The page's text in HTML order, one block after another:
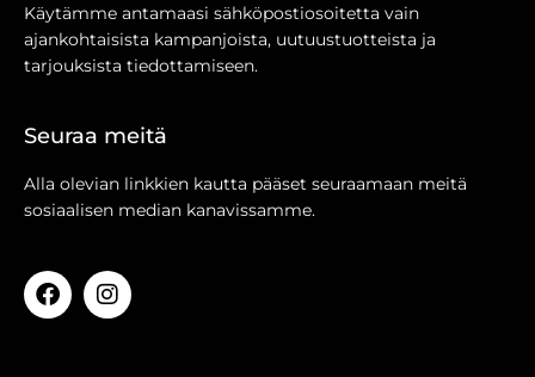
Käytämme antamaasi sähköpostiosoitetta vain
ajankohtaisista kampanjoista, uutuustuotteista ja
tarjouksista tiedottamiseen.
Seuraa meitä
Alla olevian linkkien kautta pääset seuraamaan meitä
sosiaalisen median kanavissamme.